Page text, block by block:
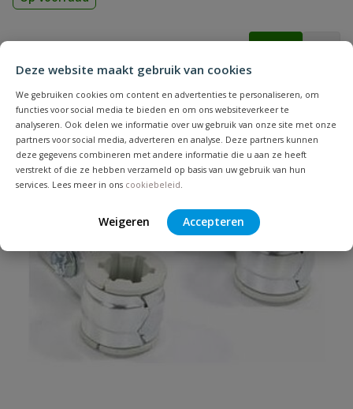
Deze website maakt gebruik van cookies
We gebruiken cookies om content en advertenties te personaliseren, om
functies voor social media te bieden en om ons websiteverkeer te
analyseren. Ook delen we informatie over uw gebruik van onze site met onze
partners voor social media, adverteren en analyse. Deze partners kunnen
deze gegevens combineren met andere informatie die u aan ze heeft
verstrekt of die ze hebben verzameld op basis van uw gebruik van hun
services. Lees meer in ons cookiebeleid.
Weigeren Accepteren
vanaf